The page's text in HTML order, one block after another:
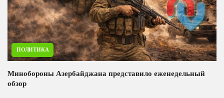
ПОЛИТИКА
Минобороны Азербайджана представило еженедельный
обзор